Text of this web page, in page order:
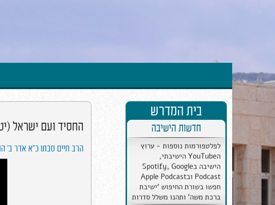
בית המדרש
חדשות הישיבה
ב''ה הישיבה התרחבה
לפלטפורמות נוספות - ערוץ
הYouTube הישיבתי,
הישיבה בSpotify, Google
Podcast ובApple Podcast
חפשו בשורת החיפוש 'ישיבת
ברכת משה' ותהנו משלל סדרות
מבית הישיבה.
החסיד ועם ישראל
הרב חיים סבתו כ"א אדר ב'